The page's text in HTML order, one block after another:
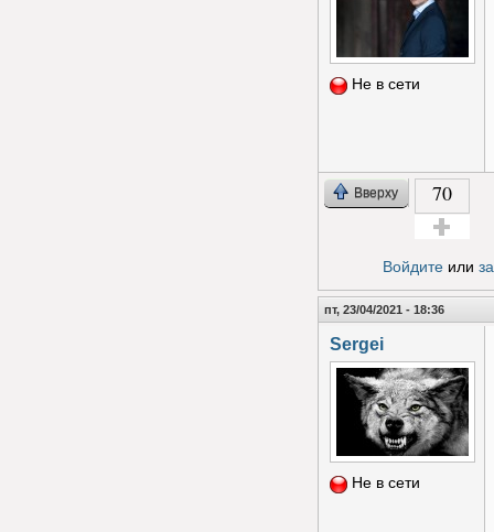
Не в сети
Вверху 70
Войдитеили
пт, 23/04/2021 - 18:36
Sergei
Не в сети